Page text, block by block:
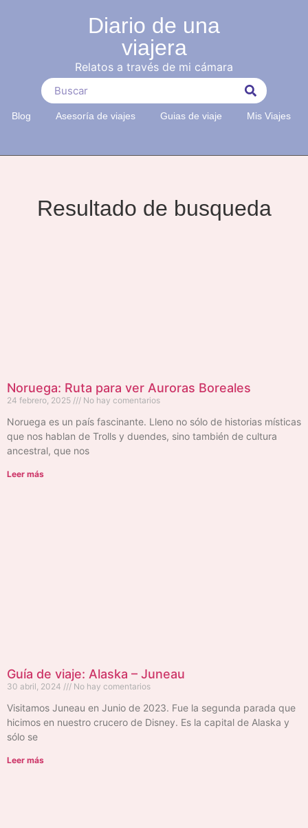
Diario de una
viajera
Relatos a través de mi cámara
Blog Asesoría de viajes Guias de viaje Mis Viajes
Resultado de busqueda
Noruega: Ruta para ver Auroras Boreales
24 febrero, 2025 No hay comentarios
Noruega es un país fascinante. Lleno no sólo de historias místicas
que nos hablan de Trolls y duendes, sino también de cultura
ancestral, que nos
Leer más
Guía de viaje: Alaska – Juneau
30 abril, 2024 No hay comentarios
Visitamos Juneau en Junio de 2023. Fue la segunda parada que
hicimos en nuestro crucero de Disney. Es la capital de Alaska y
sólo se
Leer más